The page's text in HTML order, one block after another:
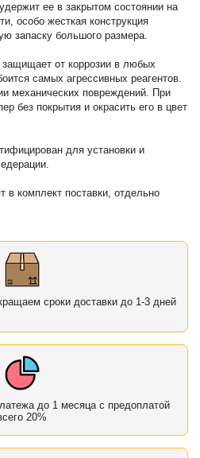
ее в закрытом состоянии на
особо жесткая конструкция
запаску большого размера.
от коррозии в любых
самых агрессивных реагентов.
механических повреждений. При
без покрытия и окрасить его в цвет
для установки и
в комплект поставки, отдельно
сроки доставки до 1-3 дней
до 1 месяца с предоплатой
20%